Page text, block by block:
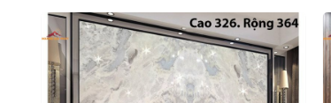
3.2.Tranh đá tự nhiên đối xứng 2 phía
Đúng như tên gọi, tranh đá đối xứng được lắp
lớn, có thể dao động trong 200cmx300cm một
tạo sự phản chiếu bắt mắt, độc đáo.